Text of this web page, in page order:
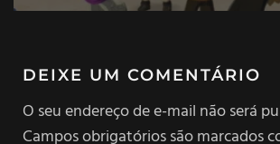
DEIXE UM COMENTÁRIO
O seu endereço de e-mail não será
Campos obrigatórios são marcados